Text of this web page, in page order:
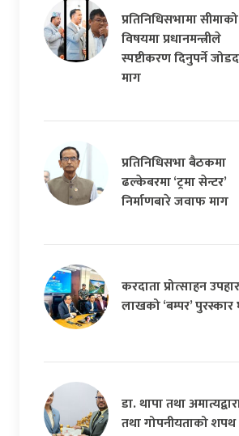
प्रतिनिधिसभामा सीमाको
विषयमा प्रधानमन्त्रीले
स्पष्टीकरण दिनुपर्ने
माग
प्रतिनिधिसभा बैठकमा
ढल्केबरमा ‘ट्रमा सेन्टर’
निर्माणबारे जवाफ माग
करदाता प्रोत्साहन
लाखको ‘बम्पर’
डा. थापा तथा
तथा गोपनीयताको शपथ